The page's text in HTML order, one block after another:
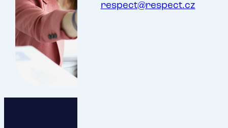
respect@respect.cz